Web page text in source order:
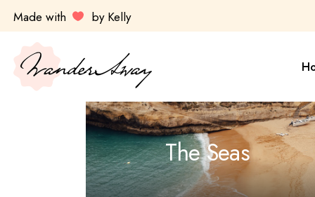
Made with by Kelly
The Seas